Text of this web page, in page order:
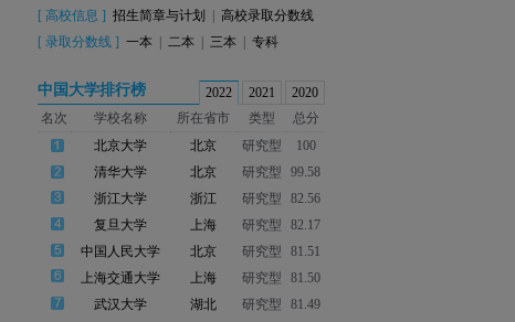
[ 高校信息 ] 招生简章与计划
高校录取分数线
[ 录取分数线 ] 一本 二本 三本 专科
中国大学排行榜 2022 2021
2020
名次
学校名称 所在省市 类型
总分
北京大学
北京 研究型
100
清华大学
北京 研究型
99.58
浙江大学
浙江 研究型
82.56
复旦大学
上海 研究型
82.17
中国人民大学
北京 研究型
81.51
上海交通大学
上海 研究型
81.50
武汉大学
湖北 研究型
81.49